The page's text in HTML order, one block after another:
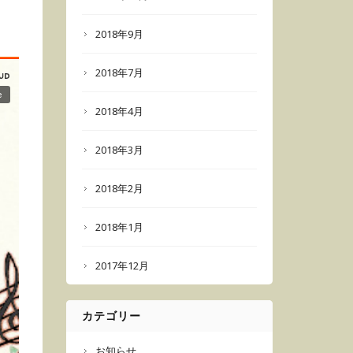
2018年9月
2018年7月
2018年4月
2018年3月
2018年2月
2018年1月
2017年12月
カテゴリー